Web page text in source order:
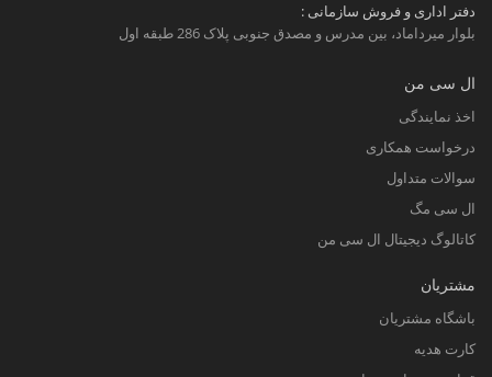
دفتر اداری و فروش سازمانی :
بلوار میرداماد، بین مدرس و مصدق جنوبی پلاک 286 طبقه اول
ال سی من
اخذ نمایندگی
درخواست همکاری
سوالات متداول
ال سی مگ
کاتالوگ دیجیتال ال سی من
مشتریان
باشگاه مشتریان
کارت هدیه